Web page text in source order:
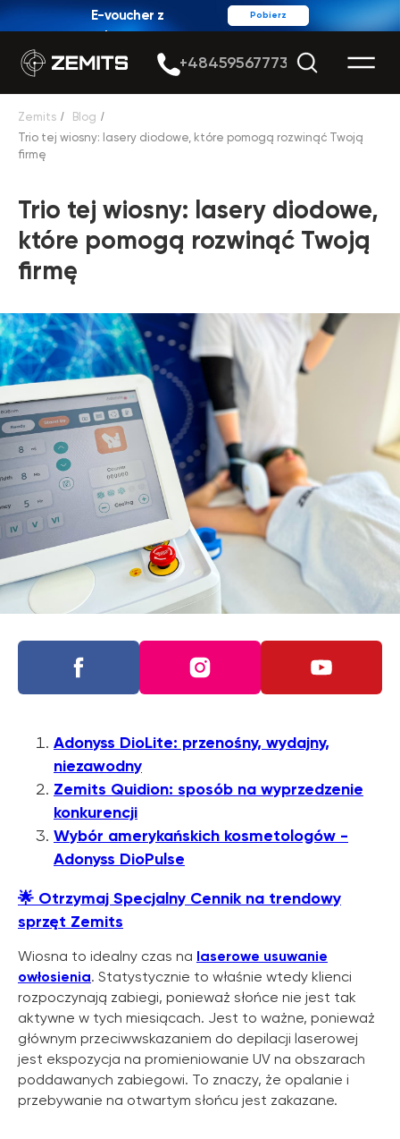
Pobierz
E-voucher z
rabatem
Zemits / Blog /
Trio tej wiosny: lasery diodowe, które pomogą rozwinąć Twoją
firmę
Trio tej wiosny: lasery diodowe,
które pomogą rozwinąć Twoją
firmę
Adonyss DioLite: przenośny, wydajny,
niezawodny
Zemits Quidion: sposób na wyprzedzenie
konkurencji
Wybór amerykańskich kosmetologów -
Adonyss DioPulse
🌟 Otrzymaj Specjalny Cennik na trendowy
sprzęt Zemits
Wiosna to idealny czas na laserowe usuwanie
owłosienia. Statystycznie to właśnie wtedy klienci
rozpoczynają zabiegi, ponieważ słońce nie jest tak
aktywne w tych miesiącach. Jest to ważne, ponieważ
głównym przeciwwskazaniem do depilacji laserowej
jest ekspozycja na promieniowanie UV na obszarach
poddawanych zabiegowi. To znaczy, że opalanie i
przebywanie na otwartym słońcu jest zakazane.
WIĘCEJ INFORMACJI
Dowiedz się o
OFERTACH PROMOCYJNYCH
ZEMITS